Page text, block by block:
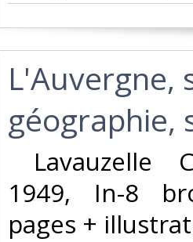
‎L'Auvergne,
géographie,
Lavauzelle
1949, In-8
pages +